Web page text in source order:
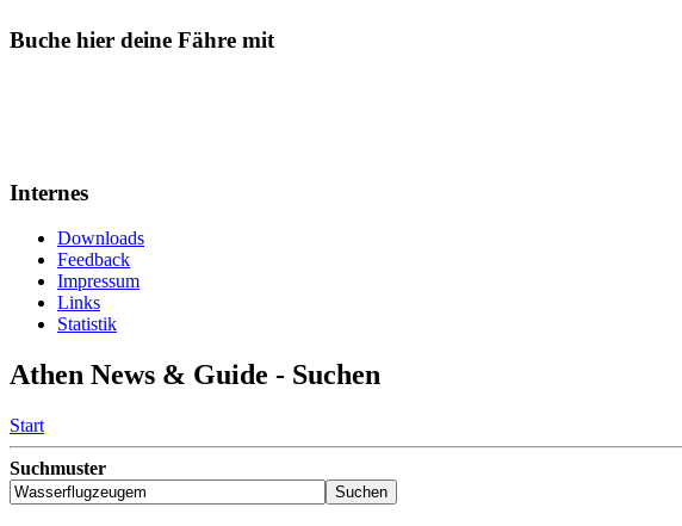
Buche hier deine Fähre mit
Internes
Downloads
Feedback
Impressum
Links
Statistik
Athen News & Guide - Suchen
Start
Suchmuster